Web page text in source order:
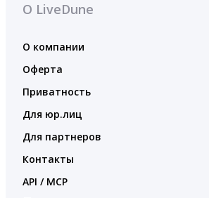
О LiveDune
О компании
Оферта
Приватность
Для юр.лиц
Для партнеров
Контакты
API / MCP